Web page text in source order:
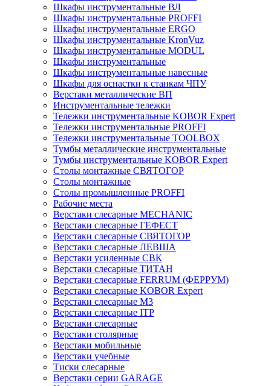
Шкафы инструментальные ВЛ
Шкафы инструментальные PROFFI
Шкафы инструментальные ERGO
Шкафы инструментальные KronVuz
Шкафы инструментальные MODUL
Шкафы инструментальные
Шкафы инструментальные навесные
Шкафы для оснастки к станкам ЧПУ
Верстаки металлические ВП
Инструментальные тележки
Тележки инструментальные KOBOR Expert
Тележки инструментальные PROFFI
Тележки инструментальные TOOLBOX
Тумбы металлические инструментальные
Тумбы инструментальные KOBOR Expert
Столы монтажные СВЯТОГОР
Столы монтажные
Столы промышленные PROFFI
Рабочие места
Верстаки слесарные MECHANIC
Верстаки слесарные ГЕФЕСТ
Верстаки слесарные СВЯТОГОР
Верстаки слесарные ЛЕВША
Верстаки усиленные СВК
Верстаки слесарные ТИТАН
Верстаки слесарные FERRUM (ФЕРРУМ)
Верстаки слесарные KOBOR Expert
Верстаки слесарные М3
Верстаки слесарные ITP
Верстаки слесарные
Верстаки столярные
Верстаки мобильные
Верстаки учебные
Тиски слесарные
Верстаки серии GARAGE